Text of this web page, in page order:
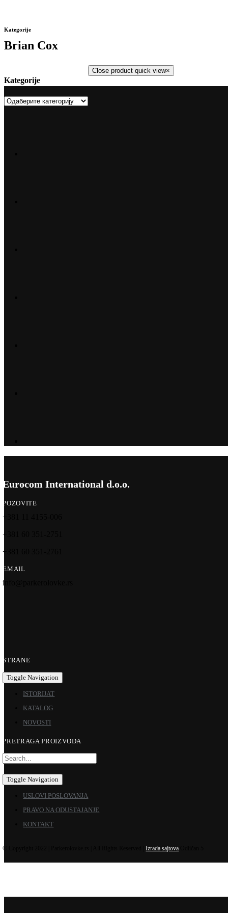
Kategorije
Brian Cox
Kategorije
Close product quick view×
Eurocom International d.o.o.
POZOVITE
+381 11 4155-006
+381 60 351-2751
+381 60 351-2761
EMAIL
info@parkerolovke.rs
STRANE
Toggle Navigation
ISTORIJAT
KATALOG
NOVOSTI
PRETRAGA PROIZVODA
Toggle Navigation
USLOVI POSLOVANJA
PRAVO NA ODUSTAJANJE
KONTAKT
© Copyright 2022 | Parkerolovke.rs | All Rights Reserved |Izrada sajtova